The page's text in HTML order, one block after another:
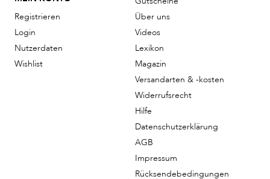
Registrieren
Login
Nutzerdaten
Wishlist
Über uns
Videos
Lexikon
Magazin
Versandarten & -kosten
Widerrufsrecht
Hilfe
Datenschutzerklärung
AGB
Impressum
Rücksendebedingungen